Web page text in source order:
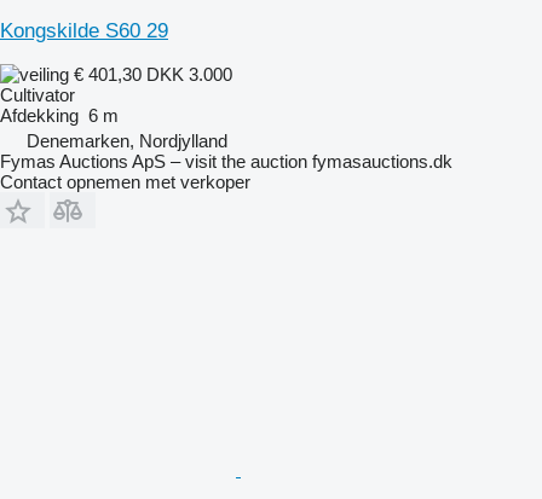
Kongskilde S60 29
€ 401,30 DKK 3.000
Cultivator
Afdekking 6 m
Denemarken, Nordjylland
Fymas Auctions ApS – visit the auction fymasauctions.dk
Contact opnemen met verkoper